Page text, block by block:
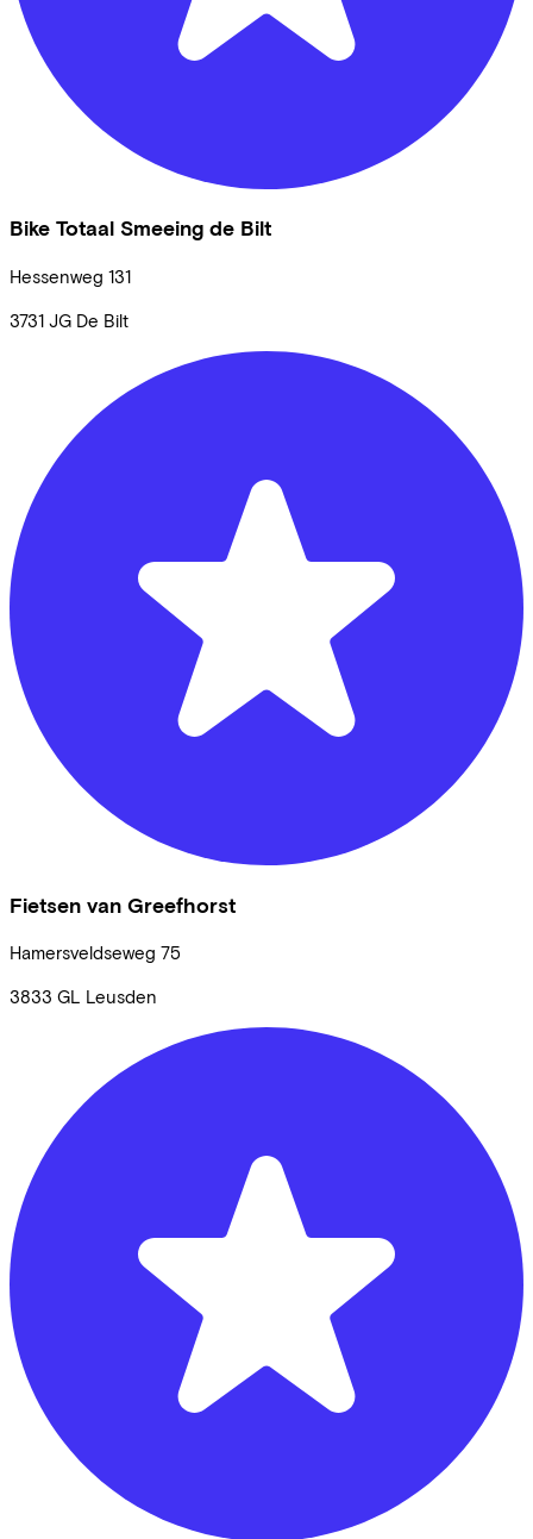
Bike Totaal Smeeing de Bilt
Hessenweg 131
3731 JG De Bilt
Fietsen van Greefhorst
Hamersveldseweg 75
3833 GL Leusden